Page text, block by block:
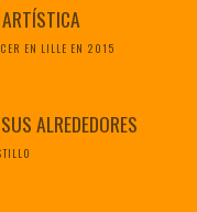
EN LILLE EN 2015
ALREDEDORES